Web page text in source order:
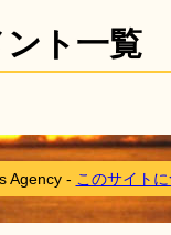
ト一覧
Agency - このサイト